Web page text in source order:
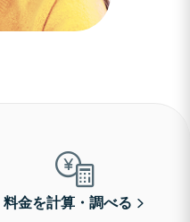
料金を計算・調べる